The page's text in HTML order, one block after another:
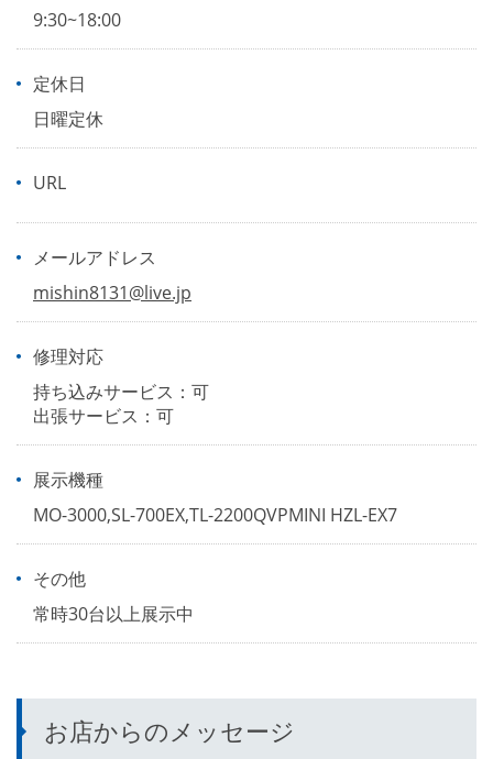
9:30~18:00
定休日
日曜定休
URL
メールアドレス
mishin8131@live.jp
修理対応
持ち込みサービス：可
出張サービス：可
展示機種
MO-3000,SL-700EX,TL-2200QVPMINI HZL-EX7
その他
常時30台以上展示中
お店からのメッセージ